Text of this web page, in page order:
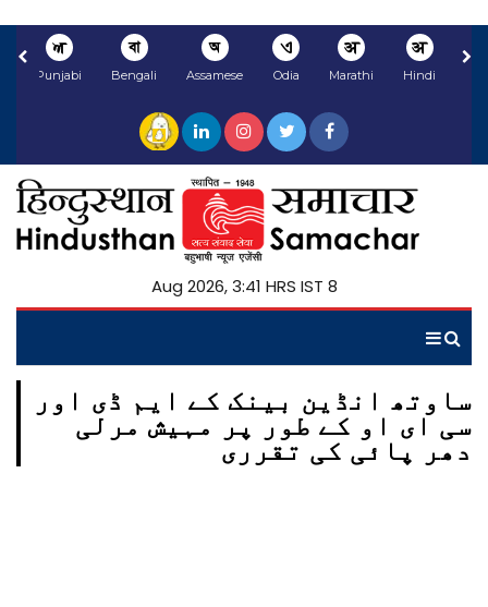
अ
Hindi
अ
Marathi
ଏ
Odia
অ
Assamese
বা
Bengali
ਅ
Punjabi
8 Aug 2026, 3:41 HRS IST
ساوتھ انڈین بینک کے ایم ڈی اور
سی ای او کے طور پر مہیش مرلی
دھر پائی کی تقرری